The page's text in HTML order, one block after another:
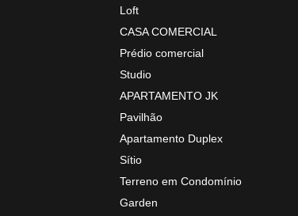
Loft
CASA COMERCIAL
Prédio comercial
Studio
APARTAMENTO JK
Pavilhão
Apartamento Duplex
Sítio
Terreno em Condomínio
Garden